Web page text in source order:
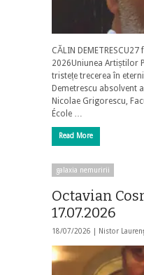
CĂLIN
2026Uniunea Artiștilor
tristețe trecerea în
Demetrescu absolvent
Nicolae Grigorescu,
École …
Read More
galaxia nemuririi
Octavian
17.07.2026
18/07/2026 | Nistor